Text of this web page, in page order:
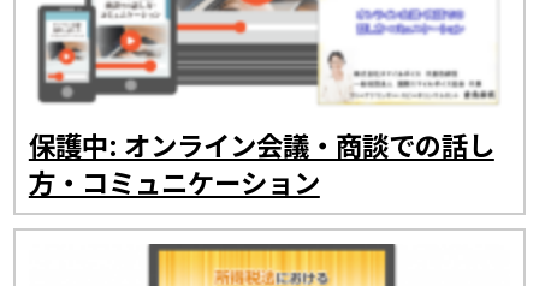
保護中: オンライン会議・商談での話し
方・コミュニケーション